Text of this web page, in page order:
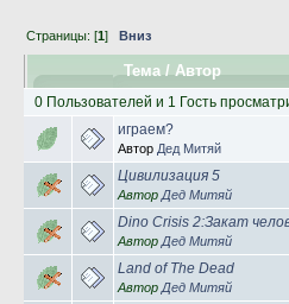
Страницы: [1]Вниз
Тема / Автор
0 Пользователей и 1 Гость
играем?
Автор Дед Митяй
Цивилизация 5
Автор Дед Митяй
Dino Crisis 2:Закат
Автор Дед Митяй
Land of The Dead
Автор Дед Митяй